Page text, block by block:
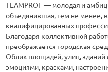
ТEAMPROF — молодая и
объединившая, тем не менее,
квалифицированных
Благодаря коллективной
преображается городская
Облик площадей, улиц, зданий
эмоциями, красками,